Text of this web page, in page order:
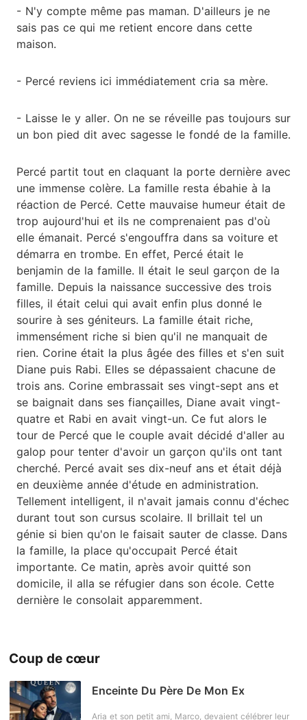
- N'y compte même pas maman. D'ailleurs je ne
sais pas ce qui me retient encore dans cette
maison.
- Percé reviens ici immédiatement cria sa mère.
- Laisse le y aller. On ne se réveille pas toujours sur
un bon pied dit avec sagesse le fondé de la famille.
Percé partit tout en claquant la porte dernière avec
une immense colère. La famille resta ébahie à la
réaction de Percé. Cette mauvaise humeur était de
trop aujourd'hui et ils ne comprenaient pas d'où
elle émanait. Percé s'engouffra dans sa voiture et
démarra en trombe. En effet, Percé était le
benjamin de la famille. Il était le seul garçon de la
famille. Depuis la naissance successive des trois
filles, il était celui qui avait enfin plus donné le
sourire à ses géniteurs. La famille était riche,
immensément riche si bien qu'il ne manquait de
rien. Corine était la plus âgée des filles et s'en suit
Diane puis Rabi. Elles se dépassaient chacune de
trois ans. Corine embrassait ses vingt-sept ans et
se baignait dans ses fiançailles, Diane avait vingt-
quatre et Rabi en avait vingt-un. Ce fut alors le
tour de Percé que le couple avait décidé d'aller au
galop pour tenter d'avoir un garçon qu'ils ont tant
cherché. Percé avait ses dix-neuf ans et était déjà
en deuxième année d'étude en administration.
Tellement intelligent, il n'avait jamais connu d'échec
durant tout son cursus scolaire. Il brillait tel un
génie si bien qu'on le faisait sauter de classe. Dans
la famille, la place qu'occupait Percé était
importante. Ce matin, après avoir quitté son
domicile, il alla se réfugier dans son école. Cette
dernière le consolait apparemment.
Coup de cœur
Enceinte Du Père De Mon Ex
Aria et son petit ami, Marco, devaient célébrer leur